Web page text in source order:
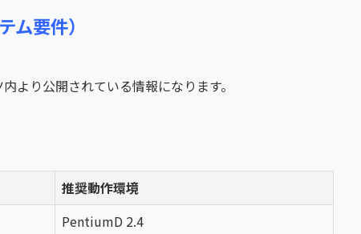
ム要件）
より公開されている情報になります。
推奨動作環境
PentiumD 2.4